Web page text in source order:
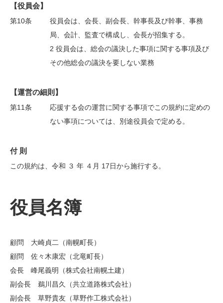
【役員会】
第10条
役員会は、会長、副会長、幹事長及び幹事、事務
局、会計、監査で構成し、会長が招集する。
2 役員会は、総会の議決した事項に関する事項及び
その他総会の議決を要しない業務
【運営の細則】
第11条
応援する会の運営に関する事項でこの規約に定めの
ない事項については、別途役員会で定める。
付 則
この規約は、令和 ３ 年 ４月 17日から施行する。
役員名簿
顧問 大崎貞二（南幌町長）
顧問 佐々木康宏（北竜町長）
会長 峰尾義明（株式会社南幌土建）
副会長 鵜川昌久（共立道路株式会社）
副会長 草野貴友（草野作工株式会社）